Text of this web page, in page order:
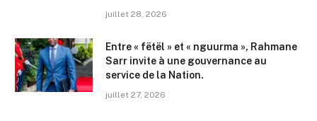
juillet 28, 2026
Entre « fëtël » et « nguurma », Rahmane
Sarr invite à une gouvernance au
service de la Nation.
juillet 27, 2026